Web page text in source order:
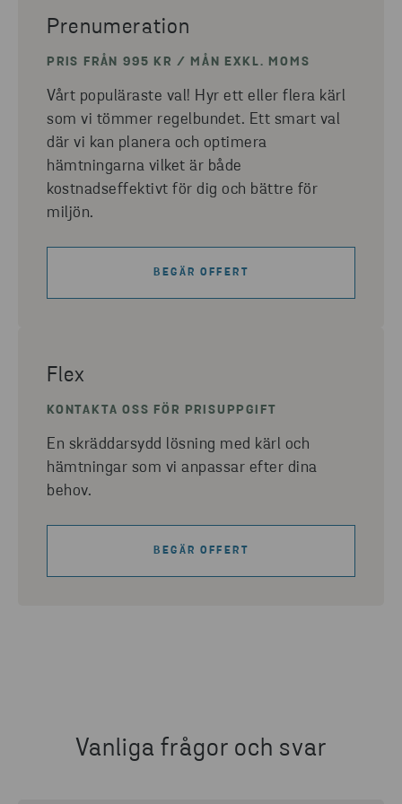
Prenumeration
PRIS FRÅN 995 KR / MÅN EXKL. MOMS
Vårt populäraste val! Hyr ett eller flera kärl
som vi tömmer regelbundet. Ett smart val
där vi kan planera och optimera
hämtningarna vilket är både
kostnadseffektivt för dig och bättre för
miljön.
BEGÄR OFFERT
Flex
KONTAKTA OSS FÖR PRISUPPGIFT
En skräddarsydd lösning med kärl och
hämtningar som vi anpassar efter dina
behov.
BEGÄR OFFERT
Vanliga frågor och svar